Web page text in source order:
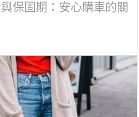
保固期：安心購車的關